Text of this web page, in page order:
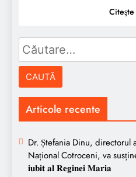
Caută
după:
Articole recente
Dr. Ștefania Dinu,
Național Cotroceni, va
𝐢𝐮𝐛𝐢𝐭 𝐚𝐥 𝐑𝐞𝐠𝐢𝐧𝐞𝐢 𝐌𝐚𝐫𝐢𝐚